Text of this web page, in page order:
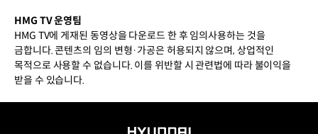
HMG TV 운영팀
HMG TV에 게재된 동영상을 다운로드 한 후 임의사용하는 것을
금합니다. 콘텐츠의 임의 변형·가공은 허용되지 않으며, 상업적인
목적으로 사용할 수 없습니다. 이를 위반할 시 관련법에 따라 불이익을
받을 수 있습니다.